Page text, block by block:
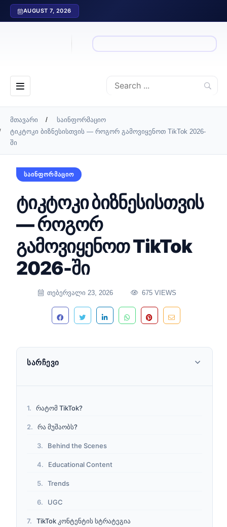
AUGUST 7, 2026
მთავარი
საინფორმაციო
ტიკტოკი ბიზნესისთვის — როგორ გამოვიყენოთ TikTok 2026-
ში
ᲡᲐᲘᲜᲤᲝᲠᲛᲐᲪᲘᲝ
ტიკტოკი ბიზნესისთვის
— როგორ
გამოვიყენოთ TikTok
2026-ში
ᲗᲔᲑᲔᲠᲕᲐᲚᲘ 23, 2026 675 VIEWS
ᲡᲐᲠᲩᲔᲕᲘ
რატომ TikTok?
რა მუშაობს?
Behind the Scenes
Educational Content
Trends
UGC
TikTok კონტენტის სტრატეგია